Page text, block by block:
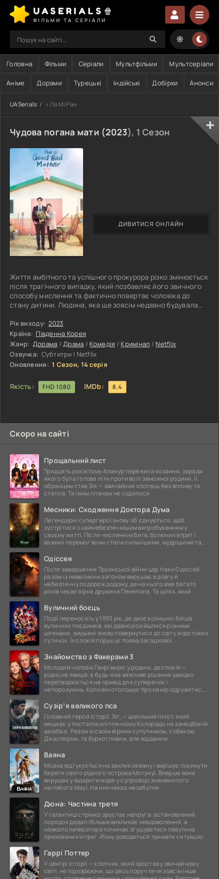
UASERIALS🍿
ФІЛЬМИ ТА СЕРІАЛИ
Головна Фільми Серіали Мультфільми Мультсеріали
Аніме Дорами Турецькі Індійські Добірки Анонси
UASerials » Ла Мі Ран
Чудова погана мати (2023), 1 Сезон
Життя амбітного та успішного прокурора різко змінюється
після трагічного випадку, який позбавляє його звичного
способу мислення та фактично повертає чоловіка до
стану дитини. Людина, яка ще зовсім недавно будувала
роботою, тепер змушена заново вчитися найпростішим
речам. Для оточення це стає справжнім потрясінням, а
для нього самого — повним руйнуванням звичного світу.
Та саме ця трагедія несподівано дає його матері шанс
виправити стосунки із
Рік виходу: 2023
Країна: Південна Корея
Жанр: Дорама /Драма / Комедія / Кримінал / Netflix
Озвучка: Субтитри | Netflix
Оновлення: 1 Сезон, 14 серія
Якість: FHD 1080 IMDb: 8.4
ДИВИТИСЯ ОНЛАЙН
Скоро на сайті
Прощальний лист
Тридцять років тому Аланур пережила кохання, заради
якого була готова піти проти волі заможної родини. Її
обранцем став Зія — звичайний хлопець без впливу та
статків. Та їхнім планам не судилося
Месники: Сходження Доктора Дума
Легендарні супергерої знову об'єднуються, щоб
зустрітися з найнебезпечнішим випробуванням у
своєму житті. Після численних битв, болючих втрат і
важких перемог вони стали сильнішими, мудрішими та
Одіссея
Після завершення Троянської війни цар Ітаки Одіссей
разом із невеликим загоном вирушає в довгу й
небезпечну подорож додому, де на нього вже багато
років чекає вірна дружина Пенелопа. Та шлях, який
Вуличний боєць
Події переносять у 1993 рік, де двоє колишніх бійців
вуличних поєдинків, які давно розійшлися різними
шляхами, змушені знову повернутися до світу жорстоких
сутичок. Їх спокій порушує поява загадкової
Знайомство з Факерами 3
Молодий чоловік Генрі виріс у родині, де спокій —
рідкісне явище, а будь-яке важливе рішення швидко
перетворюється на привід для суперечок і
непорозумінь. Коли він оголошує про намір одружитися,
Сузір’я великого пса
Головний герой історії, Хіг, — цивільний пілот, який
мешкає у постапокаліптичному Колорадо на занедбаній
авіабазі. Разом зі своїм вірним супутником, собакою
Джаспером, та буркотливим, але відданим
Ваяна
Моана відгукується на заклик океану і вирішує покинути
береги свого рідного острова Мотунуї. Вперше вона
вирушає у відкрите море у супроводі знаменитого
напівбога Мауї. На них чекає незабутня
Дюна: Частина третя
У галактиці стрімко зростає напруга: встановлений
порядок дедалі більше викликає невдоволення, а
навколо імператора починає згущуватися павутина
прихованих інтриг. Йому доводиться тримати ситуацію
Гаррі Поттер
У центрі історії — хлопчик, який зростав у звичайному
світі, не підозрюючи, що десь поруч тече зовсім інше